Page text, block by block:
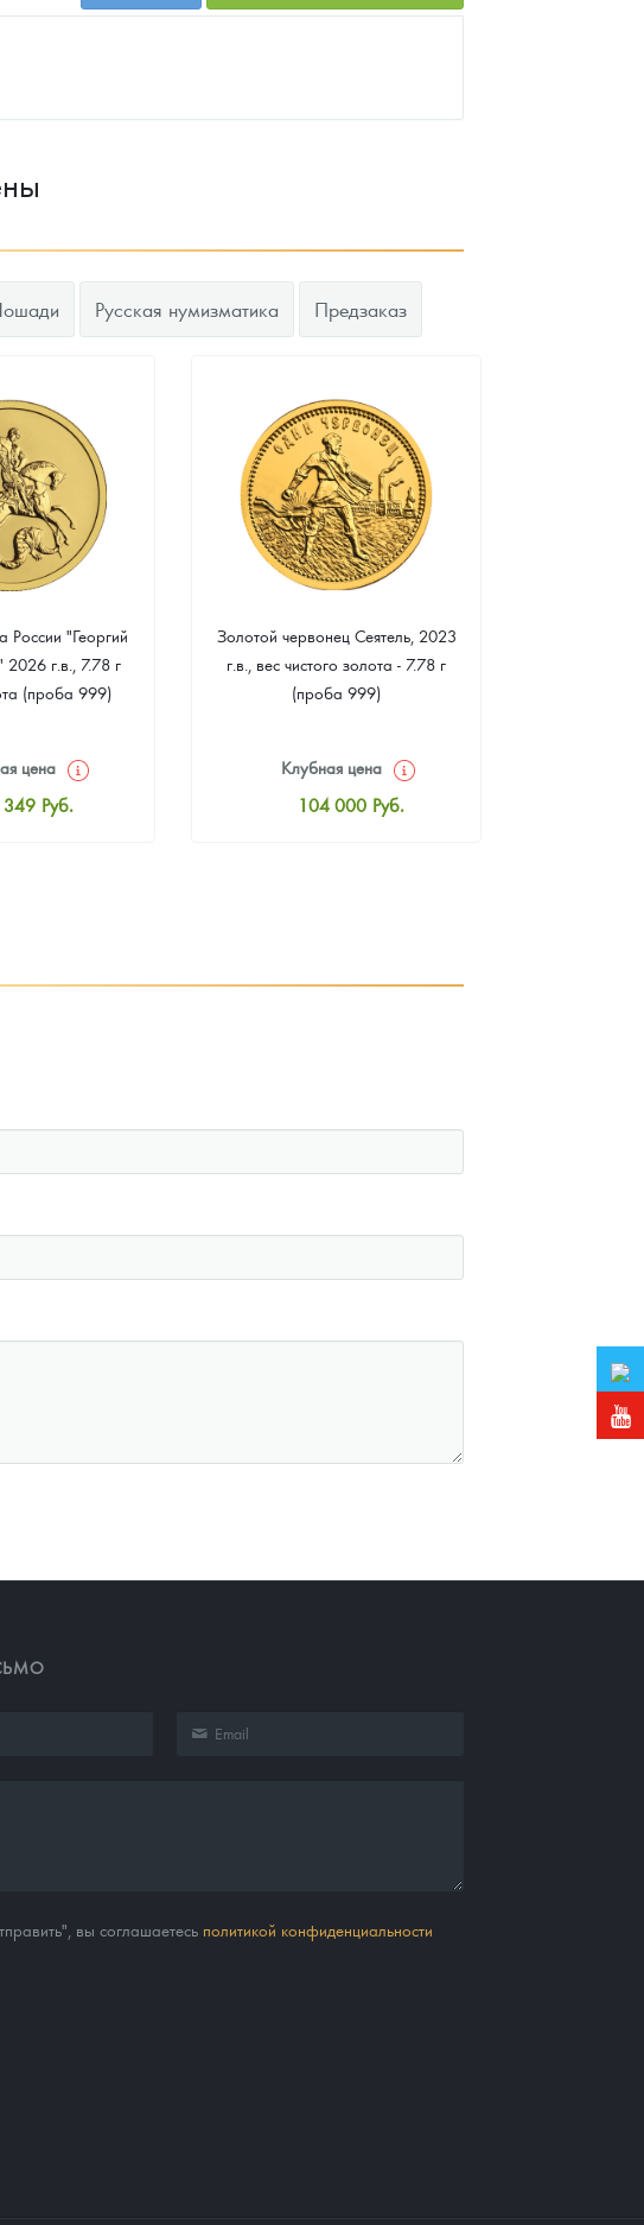
Русская нумизматика Предзаказ
России "Георгий
г.в., 7.78 г
(проба 999)
цена
Руб.
Золотой червонец Сеятель, 2023
г.в., вес чистого золота - 7.78 г
(проба 999)
Клубная цена
104 000 Руб.
вы соглашаетесь политикой конфиденциальности